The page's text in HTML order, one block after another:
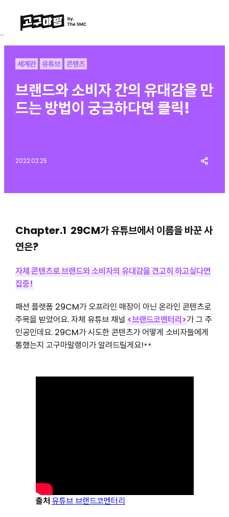
세계관 유튜브 콘텐츠
브랜드와 소비자 간의 유대감을 만
드는 방법이 궁금하다면 클릭!
2022.02.25
Chapter.1 29CM가 유튜브에서 이름을 바꾼 사
연은?
자체 콘텐츠로 브랜드와 소비자의 유대감을 견고히 하고싶다면
집중!
패션 플랫폼 29CM가 오프라인 매장이 아닌 온라인 콘텐츠로
주목을 받았어요. 자체 유튜브 채널 <브랜드코멘터리>가 그 주
인공인데요. 29CM가 시도한 콘텐츠가 어떻게 소비자들에게
통했는지 고구마말랭이가 알려드릴게요!
출처 유튜브 브랜드코멘터리